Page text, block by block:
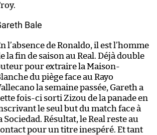
Bale
l’absence de Ronaldo, il est l’homme
la fin de saison au Real. Déjà double
pour extraire la Maison-
du piège face au Rayo
la semaine passée, Gareth a
fois-ci sorti Zizou de la panade en
le seul but du match face à
Sociedad. Résultat, le Real reste au
pour un titre inespéré. Et tant